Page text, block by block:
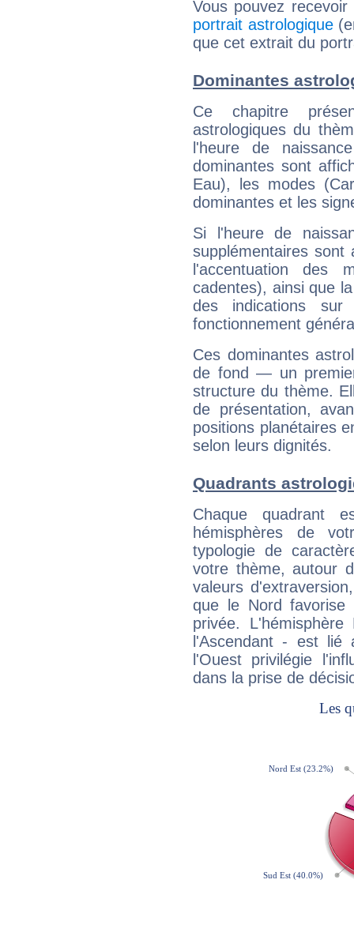
Vous pouvez
portrait astrologique
que cet extrait du
Dominantes
Ce chapitre
astrologiques du
l'heure de
dominantes sont
Eau), les modes
dominantes et les
Si l'heure de
supplémentaires sont
l'accentuation des
cadentes), ainsi que
des indications sur
fonctionnement
Ces dominantes
de fond — un
structure du thème.
de présentation,
positions planétaires
selon leurs dignités.
Quadrants
Chaque quadrant
hémisphères de
typologie de
votre thème, autour
valeurs
que le Nord favorise
privée.
l'Ascendant - est
l'Ouest privilégie
dans la prise de